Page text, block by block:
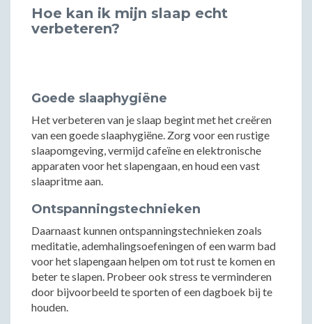
Hoe kan ik mijn slaap echt
verbeteren?
Goede slaaphygiëne
Het verbeteren van je slaap begint met het creëren
van een goede slaaphygiëne. Zorg voor een rustige
slaapomgeving, vermijd cafeïne en elektronische
apparaten voor het slapengaan, en houd een vast
slaapritme aan.
Ontspanningstechnieken
Daarnaast kunnen ontspanningstechnieken zoals
meditatie, ademhalingsoefeningen of een warm bad
voor het slapengaan helpen om tot rust te komen en
beter te slapen. Probeer ook stress te verminderen
door bijvoorbeeld te sporten of een dagboek bij te
houden.